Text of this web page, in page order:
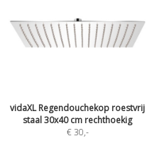
vidaXL Regendouchekop roestvrij
staal 30x40 cm rechthoekig
€ 30,-